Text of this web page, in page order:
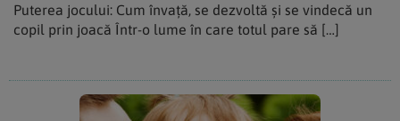
Puterea jocului: Cum învață, se dezvoltă și se vindecă un
copil prin joacă Într-o lume în care totul pare să […]